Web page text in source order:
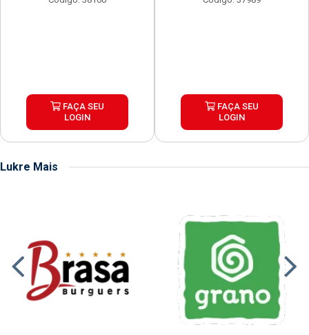
FAÇA SEU
LOGIN
FAÇA SEU
LOGIN
Lukre Mais